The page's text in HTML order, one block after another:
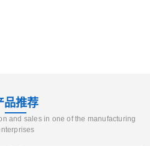
品推荐
and sales in one of the manufacturing